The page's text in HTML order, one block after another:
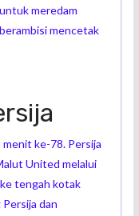
meredam
mencetak
ke-78. Persija
United melalui
tengah kotak
dan